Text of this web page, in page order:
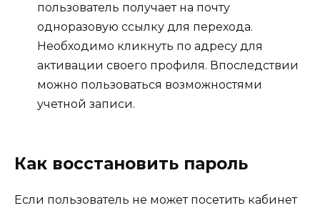
пользователь получает на почту
одноразовую ссылку для перехода.
Необходимо кликнуть по адресу для
активации своего профиля. Впоследствии
можно пользоваться возможностями
учетной записи.
Как восстановить пароль
Если пользователь не может посетить кабинет